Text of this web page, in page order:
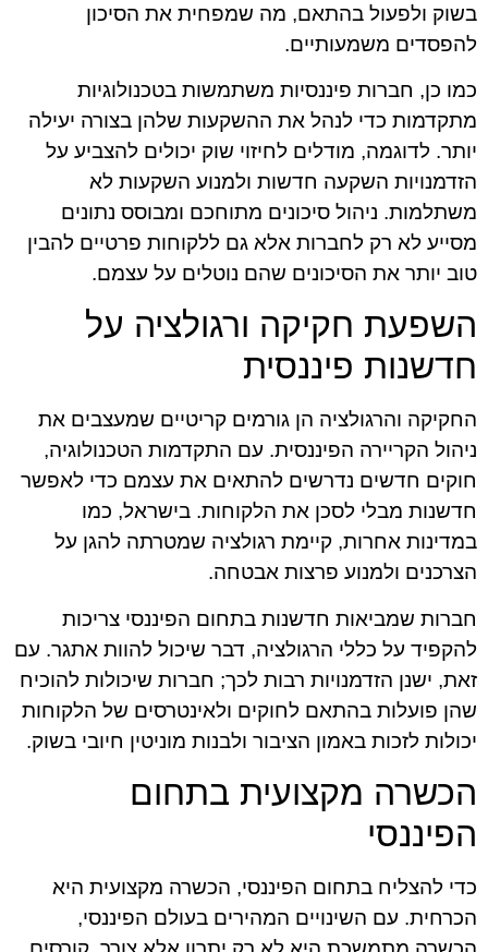
בשוק ולפעול בהתאם, מה שמפחית את הסיכון
להפסדים משמעותיים.
כמו כן, חברות פיננסיות משתמשות בטכנולוגיות
מתקדמות כדי לנהל את ההשקעות שלהן בצורה יעילה
יותר. לדוגמה, מודלים לחיזוי שוק יכולים להצביע על
הזדמנויות השקעה חדשות ולמנוע השקעות לא
משתלמות. ניהול סיכונים מתוחכם ומבוסס נתונים
מסייע לא רק לחברות אלא גם ללקוחות פרטיים להבין
טוב יותר את הסיכונים שהם נוטלים על עצמם.
השפעת חקיקה ורגולציה על
חדשנות פיננסית
החקיקה והרגולציה הן גורמים קריטיים שמעצבים את
ניהול הקריירה הפיננסית. עם התקדמות הטכנולוגיה,
חוקים חדשים נדרשים להתאים את עצמם כדי לאפשר
חדשנות מבלי לסכן את הלקוחות. בישראל, כמו
במדינות אחרות, קיימת רגולציה שמטרתה להגן על
הצרכנים ולמנוע פרצות אבטחה.
חברות שמביאות חדשנות בתחום הפיננסי צריכות
להקפיד על כללי הרגולציה, דבר שיכול להוות אתגר. עם
זאת, ישנן הזדמנויות רבות לכך; חברות שיכולות להוכיח
שהן פועלות בהתאם לחוקים ולאינטרסים של הלקוחות
יכולות לזכות באמון הציבור ולבנות מוניטין חיובי בשוק.
הכשרה מקצועית בתחום
הפיננסי
כדי להצליח בתחום הפיננסי, הכשרה מקצועית היא
הכרחית. עם השינויים המהירים בעולם הפיננסי,